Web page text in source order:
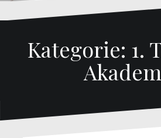
Kategorie: 1.